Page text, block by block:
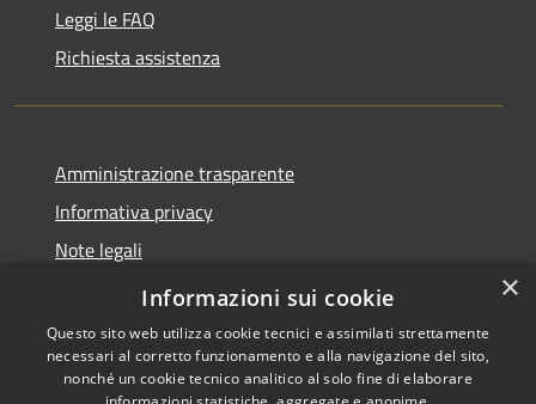
Leggi le FAQ
Richiesta assistenza
Amministrazione trasparente
Informativa privacy
Note legali
Dichiarazione di accessibilità
×
Informazioni sui cookie
Questo sito web utilizza cookie tecnici e assimilati strettamente
necessari al corretto funzionamento e alla navigazione del sito,
nonché un cookie tecnico analitico al solo fine di elaborare